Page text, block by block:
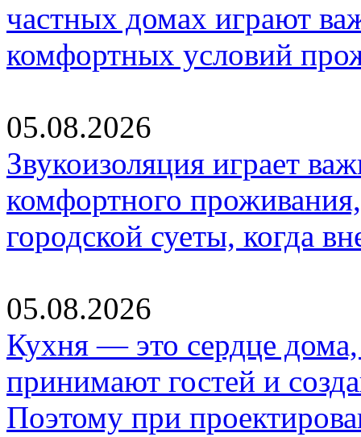
частных домах играют
комфортных условий
05.08.2026
Звукоизоляция играет
комфортного
городской суеты, когда
05.08.2026
Кухня — это сердце дома,
принимают гостей и
Поэтому при